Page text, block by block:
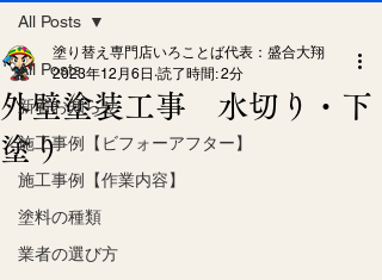
All Posts
新着お知らせ
施工事例【ビフォーアフター】
施工事例【作業内容】
塗料の種類
業者の選び方
All Posts
外壁塗装工事 水切り・下
塗り
塗り替え専門店いろことば代表：盛合大翔
2023年12月6日 読了時間: 2分